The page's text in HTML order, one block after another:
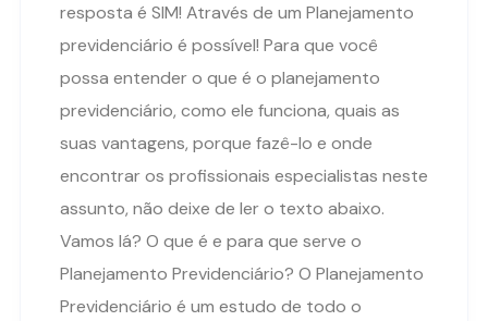
resposta é SIM! Através de um Planejamento
previdenciário é possível! Para que você
possa entender o que é o planejamento
previdenciário, como ele funciona, quais as
suas vantagens, porque fazê-lo e onde
encontrar os profissionais especialistas neste
assunto, não deixe de ler o texto abaixo.
Vamos lá? O que é e para que serve o
Planejamento Previdenciário? O Planejamento
Previdenciário é um estudo de todo o